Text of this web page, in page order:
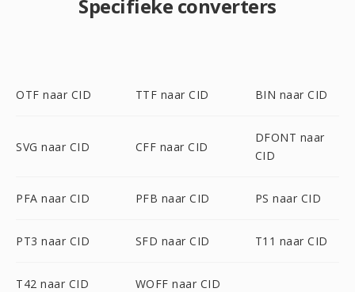
Specifieke converters
OTF naar CID TTF naar CID BIN naar CID
SVG naar CID CFF naar CID
DFONT naar
CID
PFA naar CID PFB naar CID PS naar CID
PT3 naar CID SFD naar CID T11 naar CID
T42 naar CID WOFF naar CID